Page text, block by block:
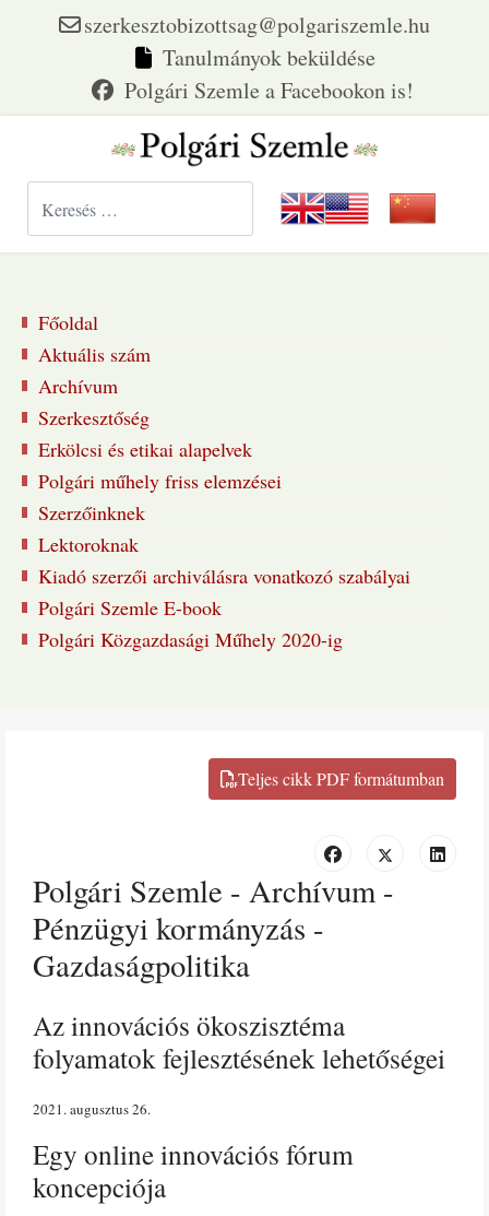
szerkesztobizottsag@polgariszemle.hu
Tanulmányok beküldése
Főoldal
Aktuális szám
Archívum
Szerkesztőség
Erkölcsi és etikai alapelvek
Polgári műhely friss elemzései
Szerzőinknek
Lektoroknak
Kiadó szerzői archiválásra vonatkozó szabályai
Polgári Szemle E-book
Polgári Közgazdasági Műhely 2020-ig
Polgári Szemle - Archívum -
Pénzügyi kormányzás -
Gazdaságpolitika
Az innovációs ökoszisztéma
folyamatok fejlesztésének lehetőségei
2021. augusztus 26
Egy online innovációs fórum
koncepciója